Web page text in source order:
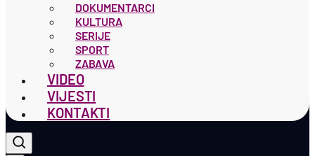
DOKUMENTARCI
KULTURA
SERIJE
SPORT
ZABAVA
VIDEO
VIJESTI
KONTAKTI